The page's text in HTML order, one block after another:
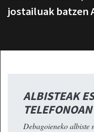
jostailuak batzen
ALBISTEAK
TELEFONOAN
Debagoieneko albiste